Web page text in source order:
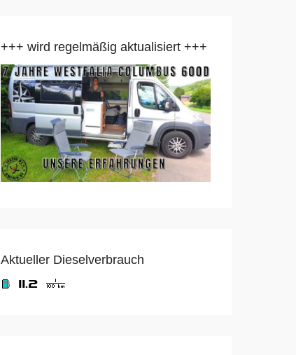
+++ wird regelmäßig aktualisiert +++
Aktueller Dieselverbrauch